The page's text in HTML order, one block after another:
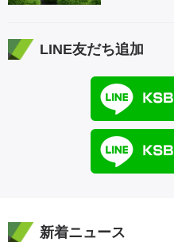
LINE友だち追加
新着ニュース